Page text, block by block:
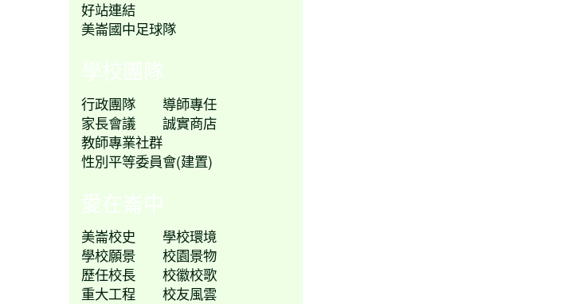
好站連結
美崙國中足球隊
學校團隊
行政團隊
導師專任
家長會議
誠實商店
教師專業社群
性別平等委員會(建置)
愛在崙中
美崙校史
學校環境
學校願景
校園景物
歷任校長
校徽校歌
重大工程
校友風雲